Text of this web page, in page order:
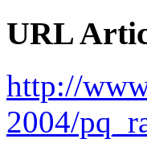
URL
http://
2004/